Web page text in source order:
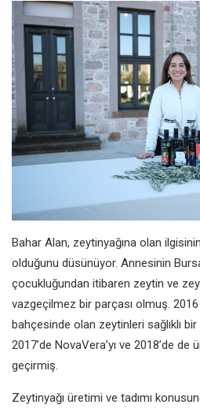
Bahar Alan, zeytinyağına olan
olduğunu düsünüyor. Annesinin
çocukluğundan itibaren zeytin ve
vazgeçilmez bir parçası olmuş. 2016
bahçesinde olan zeytinleri sağlıklı
2017’de NovaVera’yı ve 2018’de de
geçirmiş.
Zeytinyağı üretimi ve tadımı